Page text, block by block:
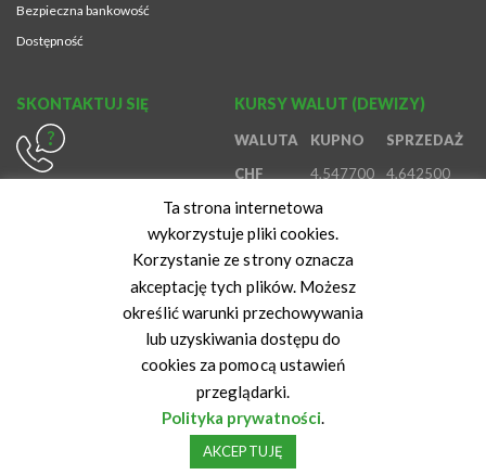
Bezpieczna bankowość
Dostępność
KURSY WALUT (DEWIZY)
WALUTA KUPNO
SPRZEDAŻ
CHF
4,547700
4,642500
EUR
4,194500
GBP
4,906800
Kurs z dnia: 07-08-2026 06:46:42
SKONTAKTUJ SIĘ
Copyright 2020 Powiatowy Bank Spółdzielczy we Wrześni
BERBER Agencja Interaktywna
Ta strona internetowa
wykorzystuje pliki cookies.
Korzystanie ze strony oznacza
akceptację tych plików. Możesz
określić warunki przechowywania
lub uzyskiwania dostępu do
cookies za pomocą ustawień
przeglądarki.
Polityka prywatności.
AKCEPTUJĘ